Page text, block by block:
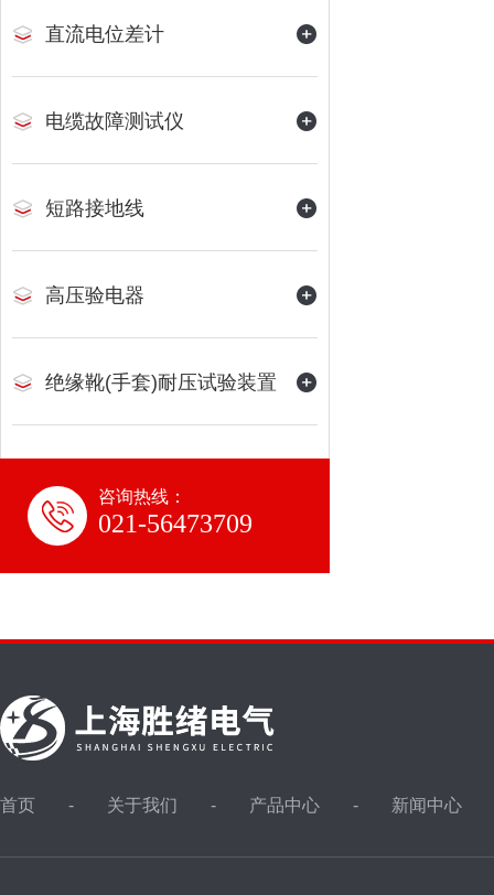
直流电位差计
电缆故障测试仪
短路接地线
高压验电器
绝缘靴(手套)耐压试验装置
咨询热线：
021-56473709
首页 关于我们 产品中心 新闻中心